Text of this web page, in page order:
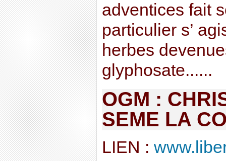
adventices fait
particulier s’
herbes
glyphosate......
OGM :
SEME LA
LIEN :